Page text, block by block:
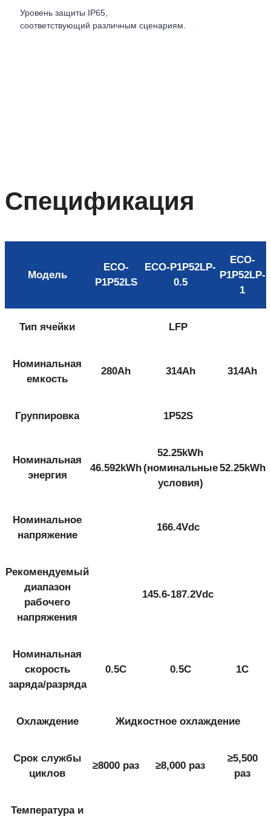
Уровень защиты IP65,
соответствующий различным сценариям.
Спецификация
Модель
ECO-
P1P52LS
ECO-P1P52LP-
0.5
ECO-
P1P52LP-
1
Тип ячейки LFP
Номинальная
емкость
280Ah 314Ah 314Ah
Группировка 1P52S
Номинальная
энергия
46.592kWh
52.25kWh
(номинальные
условия)
52.25kWh
Номинальное
напряжение
166.4Vdc
Рекомендуемый
диапазон
рабочего
напряжения
145.6-187.2Vdc
Номинальная
скорость
заряда/разряда
0.5C 0.5C 1C
Охлаждение Жидкостное охлаждение
Срок службы
циклов
≥8000 раз ≥8,000 раз
≥5,500
раз
Температура и